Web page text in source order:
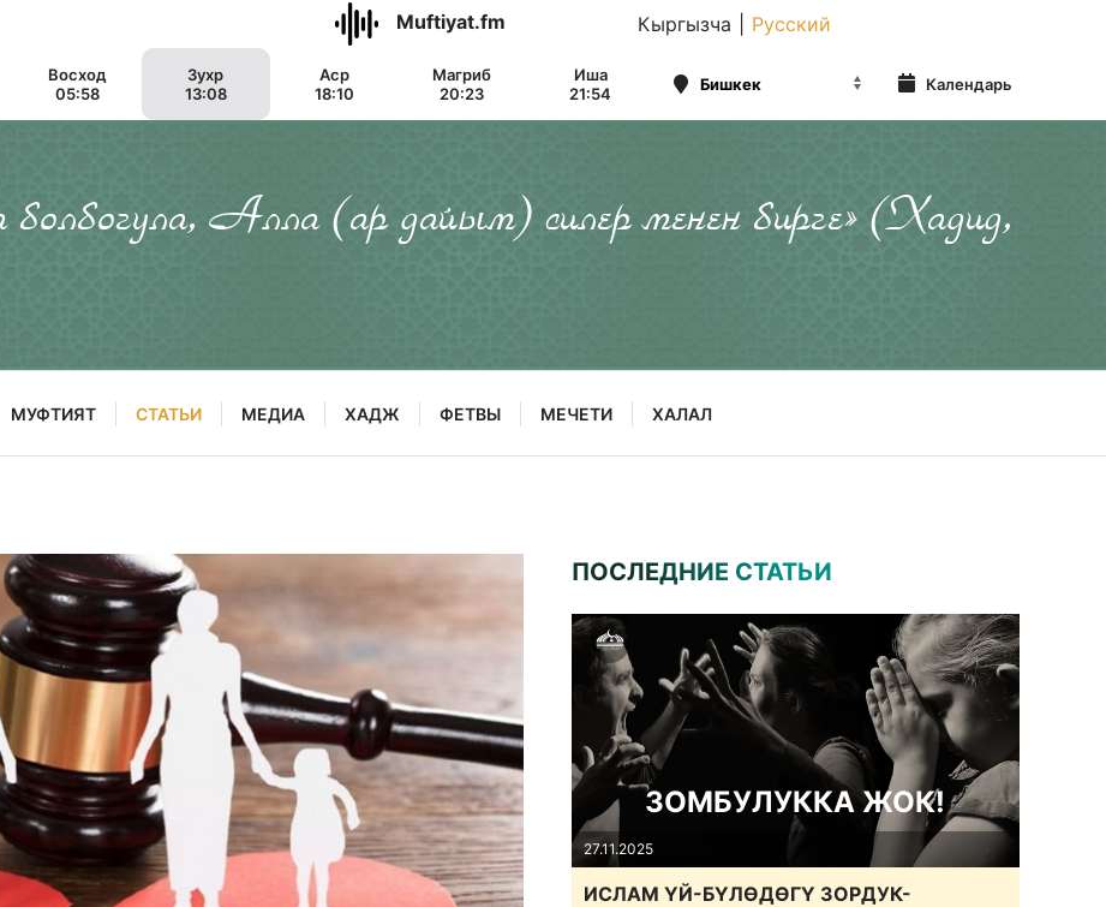
Muftiyat.fm Кыргызча Русский
Восход
05:58
Зухр
13:08
Аср
18:10
Магриб
20:23
Иша
21:54
Календарь
болбогула, Алла (ар дайым) силер менен бирге» (Хадид,
МУФТИЯТ СТАТЬИ МЕДИА ХАДЖ ФЕТВЫ МЕЧЕТИ ХАЛАЛ
ПОСЛЕДНИЕ СТАТЬИ
ЗОМБУЛУККА ЖОК!
27.11.2025
ИСЛАМ ҮЙ-БҮЛӨДӨГҮ ЗОРДУК-